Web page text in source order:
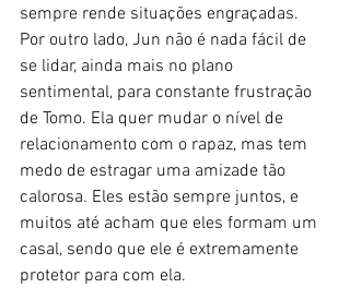
sempre rende situações engraçadas.
Por outro lado, Jun não é nada fácil de
se lidar, ainda mais no plano
sentimental, para constante frustração
de Tomo. Ela quer mudar o nível de
relacionamento com o rapaz, mas tem
medo de estragar uma amizade tão
calorosa. Eles estão sempre juntos, e
muitos até acham que eles formam um
casal, sendo que ele é extremamente
protetor para com ela.